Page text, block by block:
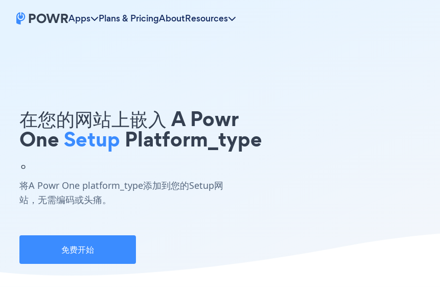
Apps Plans & PricingAboutResources
在您的网站上嵌入 A Powr
OneSetup Platform_type
。
将A Powr One platform_type添加到您的Setup网
站，无需编码或头痛。
免费开始